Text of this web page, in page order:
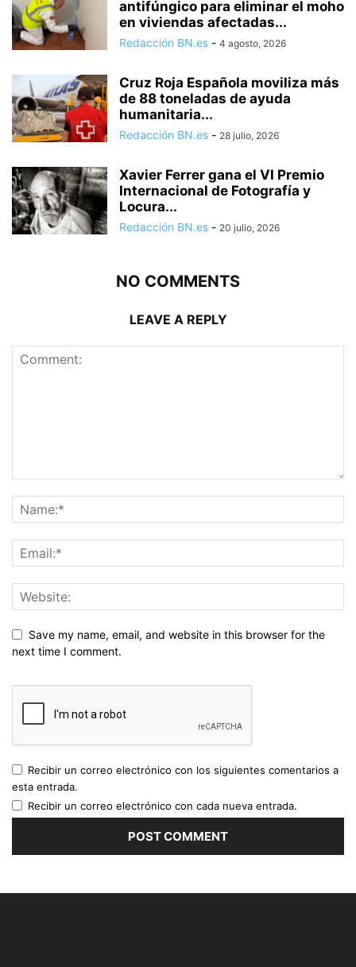
antifúngico para eliminar el moho
en viviendas afectadas...
Redacción BN.es - 4 agosto, 2026
Cruz Roja Española moviliza más
de 88 toneladas de ayuda
humanitaria...
Redacción BN.es - 28 julio, 2026
Xavier Ferrer gana el VI Premio
Internacional de Fotografía y
Locura...
Redacción BN.es - 20 julio, 2026
NO COMMENTS
LEAVE A REPLY
Save my name, email, and website in this browser for the
next time I comment.
Recibir un correo electrónico con los siguientes comentarios a
esta entrada.
Recibir un correo electrónico con cada nueva entrada.